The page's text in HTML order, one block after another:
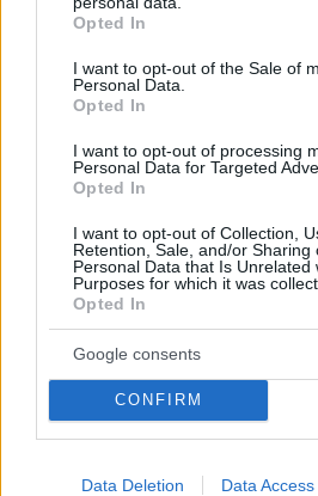
grant or deny consent to Google
use your data for below specified
consent section.
Opted In
I want to opt-out of the Sale of
Personal Data.
Opted In
I want to opt-out of processing
Personal Data for Targeted
Opted In
I want to opt-out of Collection,
Retention, Sale, and/or Sharing
Personal Data that Is Unrelated
Purposes for which it was
Opted In
Google consents
CONFIRM
Data Deletion Data Access
Τα φρούτα που επιλέγουν 4
καλύτερο έλεγχο του
το λίπος στην κοιλιά
07.08.2026, 08:32